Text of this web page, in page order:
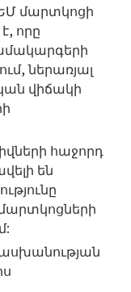
մարտկոցի
որը
ներառյալ
վիճակի
հաջորդ
են